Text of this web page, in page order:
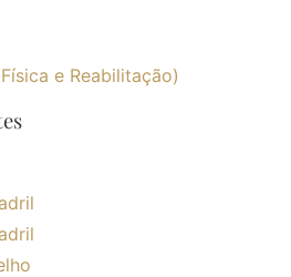
e Reabilitação)